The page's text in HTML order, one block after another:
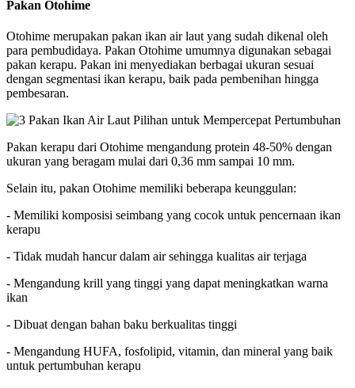
Pakan Otohime
Otohime merupakan pakan ikan air laut yang sudah dikenal oleh
para pembudidaya. Pakan Otohime umumnya digunakan sebagai
pakan kerapu. Pakan ini menyediakan berbagai ukuran sesuai
dengan segmentasi ikan kerapu, baik pada pembenihan hingga
pembesaran.
Pakan kerapu dari Otohime mengandung protein 48-50% dengan
ukuran yang beragam mulai dari 0,36 mm sampai 10 mm.
Selain itu, pakan Otohime memiliki beberapa keunggulan:
- Memiliki komposisi seimbang yang cocok untuk pencernaan ikan
kerapu
- Tidak mudah hancur dalam air sehingga kualitas air terjaga
- Mengandung krill yang tinggi yang dapat meningkatkan warna
ikan
- Dibuat dengan bahan baku berkualitas tinggi
- Mengandung HUFA, fosfolipid, vitamin, dan mineral yang baik
untuk pertumbuhan kerapu